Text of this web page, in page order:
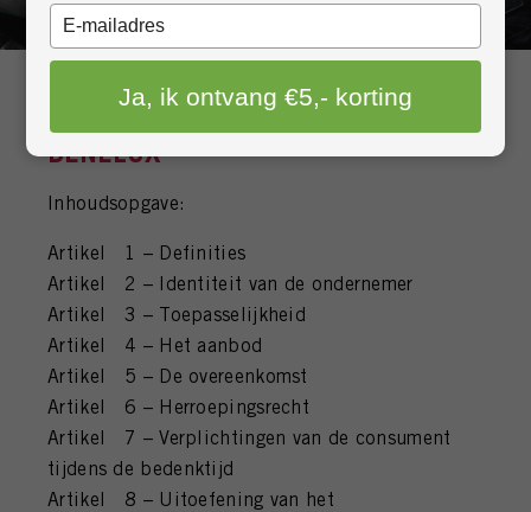
INSPIRATIE
CONTACT
VERKOOPPUNTEN
FAQ
INLOGGEN
ALGEMENE VOORWAARDEN COBB
BENELUX
Inhoudsopgave:
Artikel 1 – Definities
Artikel 2 – Identiteit van de ondernemer
Artikel 3 – Toepasselijkheid
Artikel 4 – Het aanbod
Artikel 5 – De overeenkomst
Artikel 6 – Herroepingsrecht
Artikel 7 – Verplichtingen van de consument
tijdens de bedenktijd
Artikel 8 – Uitoefening van het
naam
Typ
je
e-
Ja, ik ontvang €5,- korting